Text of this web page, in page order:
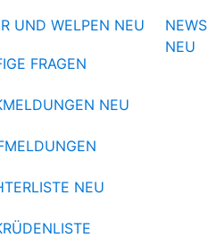
UND WELPEN NEU
FRAGEN
NEU
NEU
NEWS
NEU